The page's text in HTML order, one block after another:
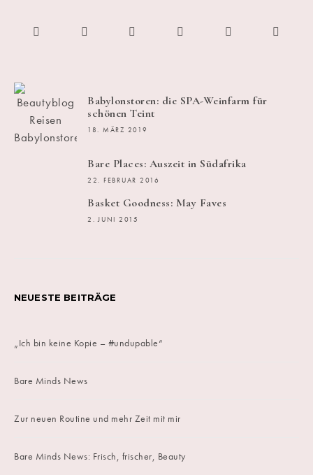
Babylonstoren: die SPA-Weinfarm für
schönen Teint
18. MÄRZ 2019
Bare Places: Auszeit in Südafrika
22. FEBRUAR 2016
Basket Goodness: May Faves
2. JUNI 2015
NEUESTE BEITRÄGE
„Ich bin keine Kopie – #undupable“
Bare Minds News
Zur neuen Routine und mehr Zeit mit mir
Bare Minds News: Frisch, frischer, Beauty